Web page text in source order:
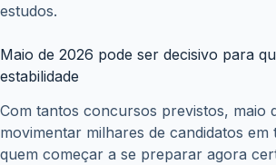
estudos.
Maio de 2026 pode ser decisivo para
estabilidade
Com tantos concursos previstos, maio
movimentar milhares de candidatos em
quem começar a se preparar agora